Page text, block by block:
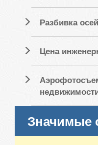
Разбивка
Цена
Значимые